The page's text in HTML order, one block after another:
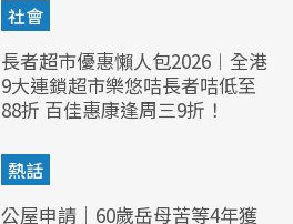
社會
長者超市優惠懶人包2026︱全港
9大連鎖超市樂悠咭長者咭低至
88折 百佳惠康逢周三9折！
熱話
公屋申請｜60歲岳母苦等4年獲